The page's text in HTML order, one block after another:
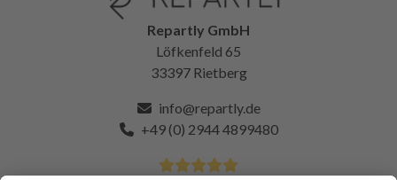
Repartly GmbH
Löfkenfeld 65
33397 Rietberg
info@repartly.de
+49 (0) 2944 4899480